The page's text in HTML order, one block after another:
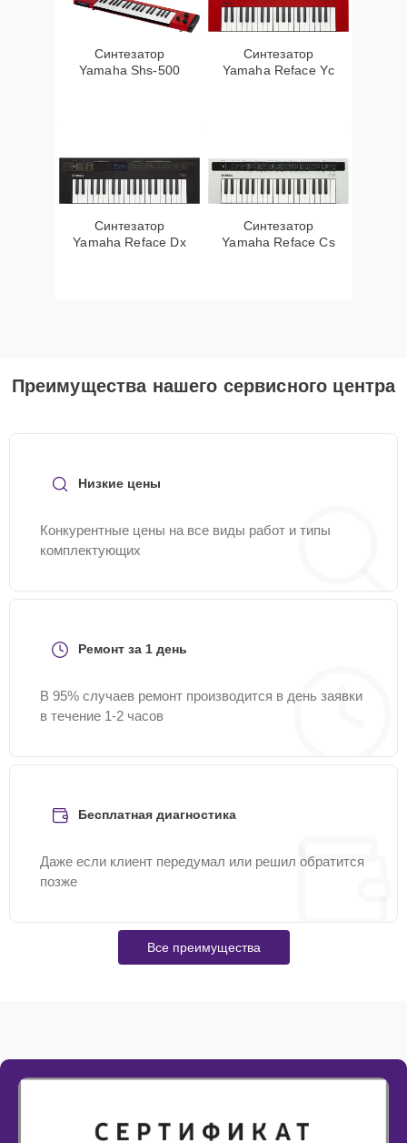
Синтезатор
Yamaha Shs-500
Синтезатор
Yamaha Reface Yc
Синтезатор
Yamaha Reface Dx
Синтезатор
Yamaha Reface Cs
Преимущества нашего сервисного центра
Низкие цены
Конкурентные цены на все виды работ и типы
комплектующих
Ремонт за 1 день
В 95% случаев ремонт производится в день заявки
в течение 1-2 часов
Бесплатная диагностика
Даже если клиент передумал или решил обратится
позже
Все преимущества